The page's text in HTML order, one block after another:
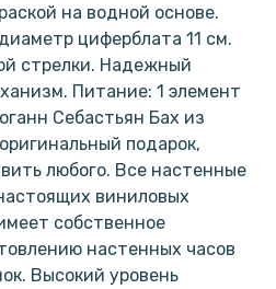
на водной основе.
циферблата 11 см.
стрелки. Надежный
Питание: 1 элемент
Себастьян Бах из
подарок,
любого. Все настенные
виниловых
собственное
настенных часов
Высокий уровень